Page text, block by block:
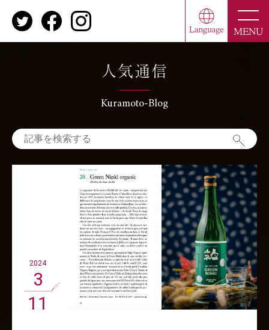
MENU
人気通信
Kuramoto-Blog
2024
3
11